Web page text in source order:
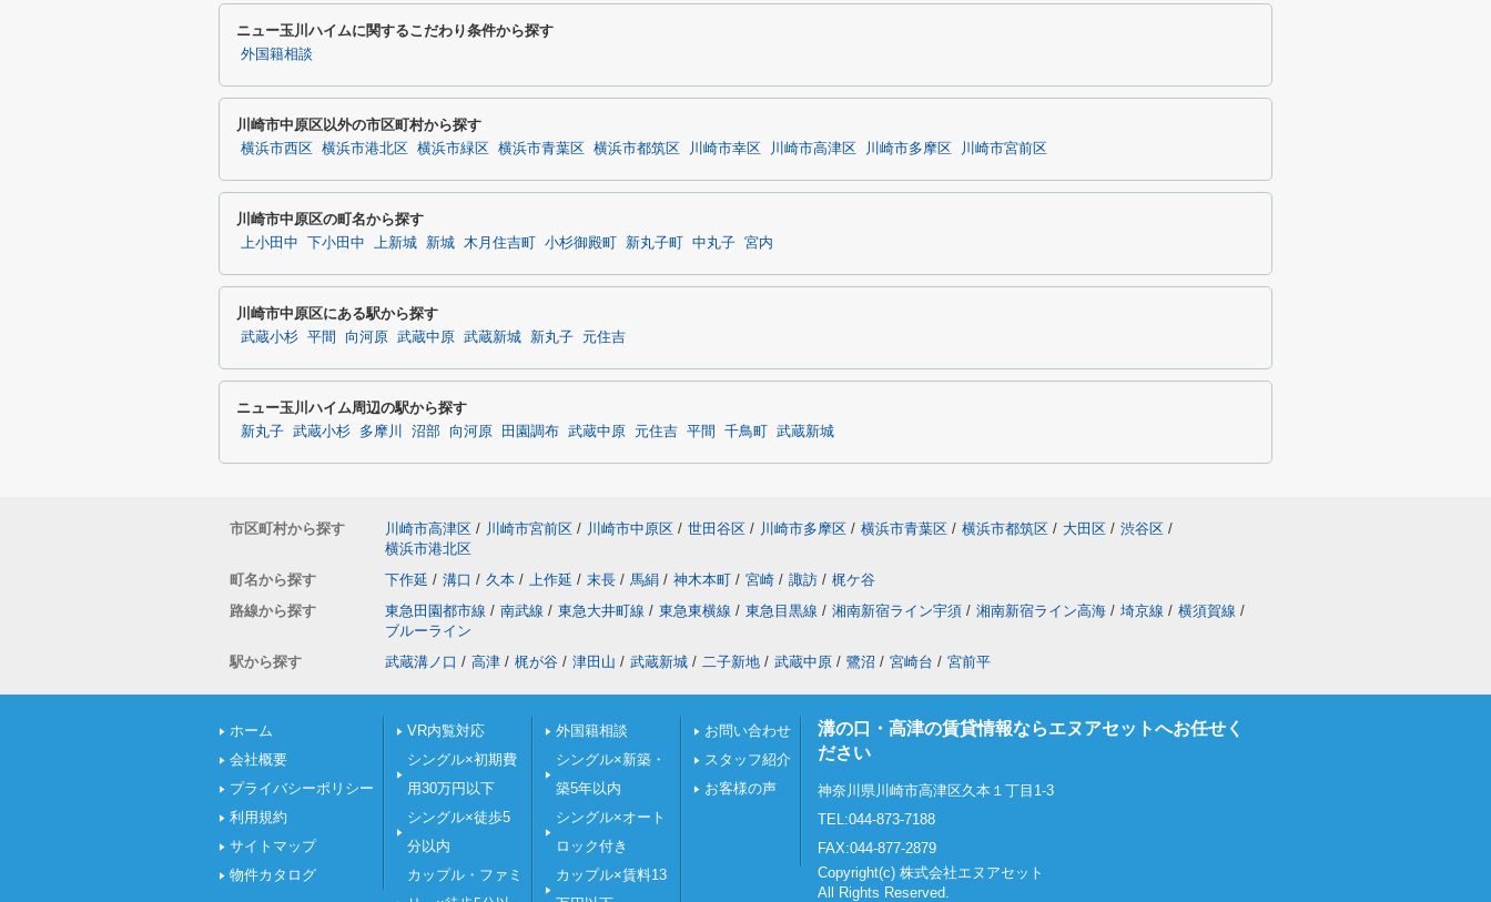
ニュー玉川ハイムに関するこだわり条件から探す
外国籍相談
川崎市中原区以外の市区町村から探す
横浜市西区 横浜市港北区 横浜市緑区 横浜市青葉区 横浜市都筑区 川崎市幸区 川崎市高津区 川崎市多摩区 川崎市宮前区
川崎市中原区の町名から探す
上小田中 下小田中 上新城 新城 木月住吉町 小杉御殿町 新丸子町 中丸子 宮内
川崎市中原区にある駅から探す
武蔵小杉 平間 向河原 武蔵中原 武蔵新城 新丸子 元住吉
ニュー玉川ハイム周辺の駅から探す
新丸子 武蔵小杉 多摩川 沼部 向河原 田園調布 武蔵中原 元住吉 平間 千鳥町 武蔵新城
市区町村から探す 川崎市高津区 / 川崎市宮前区 / 川崎市中原区 / 世田谷区 / 川崎市多摩区 / 横浜市青葉区 / 横浜市都筑区 / 大田区 / 渋谷区 /
横浜市港北区
町名から探す
下作延 / 溝口 / 久本 / 上作延 / 末長 / 馬絹 / 神木本町 / 宮崎 / 諏訪 / 梶ケ谷
路線から探す
東急田園都市線 / 南武線 / 東急大井町線 / 東急東横線 / 東急目黒線 / 湘南新宿ライン宇須 / 湘南新宿ライン高海 / 埼京線 / 横須賀線 /
ブルーライン
駅から探す
武蔵溝ノ口 / 高津 / 梶が谷 / 津田山 / 武蔵新城 / 二子新地 / 武蔵中原 / 鷺沼 / 宮崎台 / 宮前平
ホーム
会社概要
プライバシーポリシー
利用規約
サイトマップ
物件カタログ
VR内覧対応
シングル×初期費
用30万円以下
シングル×徒歩5
分以内
カップル・ファミ
外国籍相談
シングル×新築・
築5年以内
シングル×オート
ロック付き
カップル×賃料13
お問い合わせ
スタッフ紹介
お客様の声
溝の口・高津の賃貸情報ならエヌアセットへお任せく
ださい
神奈川県川崎市高津区久本１丁目1-3
TEL:044-873-7188
FAX:044-877-2879
Copyright(c) 株式会社エヌアセット
All Rights Reserved.